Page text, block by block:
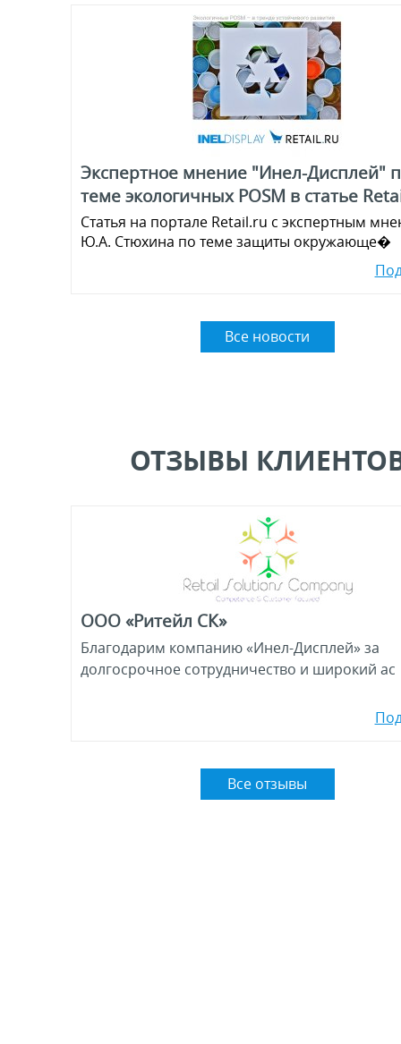
Экспертное мнение "Инел-Дисплей"
теме экологичных POSM в статье
Статья на портале Retail.ru с экспертным
Ю.А. Стюхина по теме защиты окружающе�
Все новости
ОТЗЫВЫ
ООО «Ритейл СК»
Благодарим компанию «Инел-Дисплей» за
долгосрочное сотрудничество и широкий ас
Все отзывы